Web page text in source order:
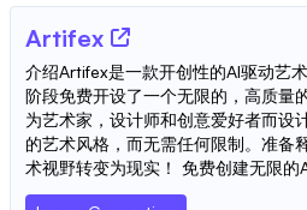
Artifex
介绍Artifex是一款开创性的AI驱动艺
阶段免费开设了一个无限的，高质量
为艺术家，设计师和创意爱好者而设
的艺术风格，而无需任何限制。准备
术视野转变为现实！ 免费创建无限的